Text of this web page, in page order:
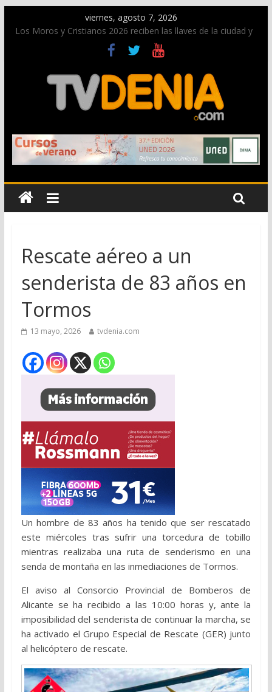
viernes, agosto 7, 2026
Los Moros y Cristianos 2026 reciben las llaves de la ciudad y
dan inicio a las fiestas en Dénia
El bando moro protagonista en la Segunda Entraeta Festera
Paco Adsuar dona al Arxiu de Dénia más de 50.000 imágenes
de la memoria visual de la ciudad
La Entraeta Festera llena de ambiente la calle Marqués de
Campo con la recepción a la Capitanía Cristiana
El XII Festival de Jazz de Dénia reunirá durante agosto a
figuras nacionales e internacionales en los Jardins de
Torrecremada
Rescate aéreo a un
senderista de 83 años en
Tormos
13 mayo, 2026 tvdenia.com
Un hombre de 83 años ha tenido que ser rescatado
este miércoles tras sufrir una torcedura de tobillo
mientras realizaba una ruta de senderismo en una
senda de montaña en las inmediaciones de Tormos.
El aviso al Consorcio Provincial de Bomberos de
Alicante se ha recibido a las 10:00 horas y, ante la
imposibilidad del senderista de continuar la marcha, se
ha activado el Grupo Especial de Rescate (GER) junto
al helicóptero de rescate.